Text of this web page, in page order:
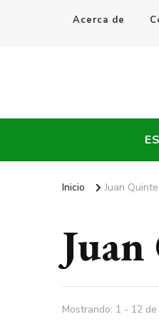
Acerca de
Every
Inicio Juan
Mostrando: 1 - 12 de